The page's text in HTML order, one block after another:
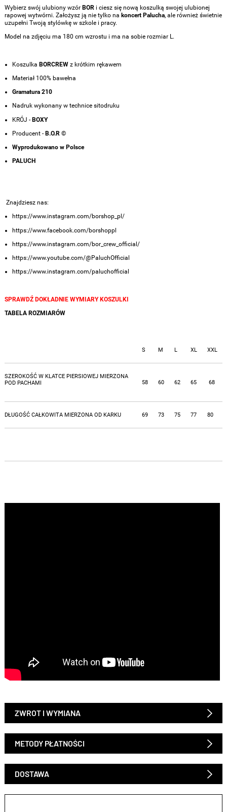
Wybierz swój ulubiony wzór BORi ciesz się nową koszulką swojej ulubionej
rapowej wytwórni. Założysz ją nie tylko na koncert Palucha, ale również świetnie
uzupełni Twoją stylówkę w szkole i pracy.
Model na zdjęciu ma 180 cm wzrostu i ma na sobie rozmiar L.
Koszulka BORCREWz krótkim rękawem
Materiał 100% bawełna
Gramatura 210
Nadruk wykonany w technice sitodruku
KRÓJ - BOXY
Producent - B.O.R ©
Wyprodukowano w Polsce
PALUCH
Znajdziesz nas:
https://www.instagram.com/borshop_pl/
https://www.facebook.com/borshoppl
https://www.instagram.com/bor_crew_official/
https://www.youtube.com/@PaluchOfficial
https://www.instagram.com/paluchofficial
SPRAWDŹ DOKŁADNIE WYMIARY KOSZULKI
TABELA ROZMIARÓW
S M L XL XXL
SZEROKOŚĆ W KLATCE PIERSIOWEJ MIERZONA
POD PACHAMI
58 60 62 65 68
DŁUGOŚĆ CAŁKOWITA MIERZONA OD KARKU 69 73 75 77 80
ZWROT I WYMIANA
METODY PŁATNOŚCI
DOSTAWA